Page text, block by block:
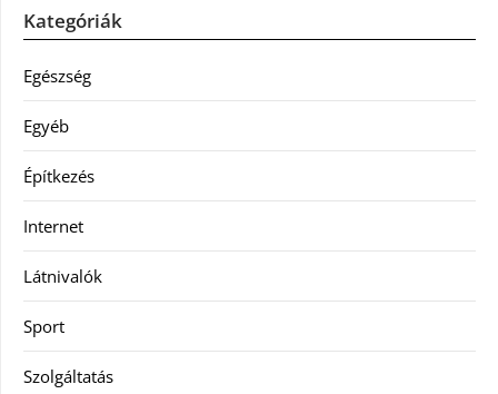
Kategóriák
Egészség
Egyéb
Építkezés
Internet
Látnivalók
Sport
Szolgáltatás